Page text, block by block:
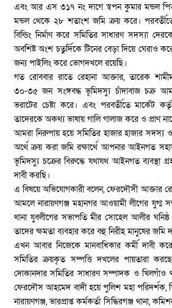
এবং আর এস ৩১৭ নং দাগে স্বপন কুমার মন্ডল
মন্ডল থেকে ২৮ শতাংশ জমি ক্রয় করে।
বিল্ডিং নির্মাণ করে সমিতির সাধারণ সদস্যা
অবশিষ্ট অংশ চতুর্দিকে টিনের বেড়া দিয়ে ঘেরাও করে
জন্য পাইলিং করে ভোগদখলে রয়েছি।
গত রোববার রাতে রেহানা আক্তার, তারেক
৩০-৩৫ জন সংঙ্গবদ্ধ ভূমিদস্যু চাঁদাবাজ চক্র
ভরাটের চেষ্টা করে। এবং পরবর্তীতে মার্কেট
তাদেরকে অকথ্য ভাষায় গালি গালাজ করে ও প্রাণ
আমরা নিরুপায় হয়ে সমিতির হাজার হাজার সদস্য
অর্থে ক্রয় করা জমি রক্ষার্থে আপনার আইনগত
ভূমিদস্যু চক্রের বিরুদ্ধে যথাযথ আইনগত ব্যবস্থা
দাবী করছি।
এ বিষয়ে অভিযোগকারী বলেন, ফেরদৌসী আক্তার
আমলে নারায়ণগঞ্জ মহানগর আওয়ামী লীগের যুগ্ম
থানা যুবলীগের সভাপতি মীর সোহেল আলীর
তাদের ক্ষমতা ব্যবহার করে বহু নিরীহ মানুষের জমি
এখন আবার নিজেকে মানবাধিকার কর্মী দাবী
সমিতির ক্রয়কৃত সম্পত্তি দখলের পায়তারা
দোকানদার সমিতির সাধারণ সম্পাদক ও খিলগাঁও
ফেরদৌস আহমেদ বাদী হয়ে পুলিশ মহা পরিদর্শক,
নারায়ণগঞ্জ, ভারপ্রাপ্ত কর্মকর্তা সিদ্ধিরগঞ্জ থানা,